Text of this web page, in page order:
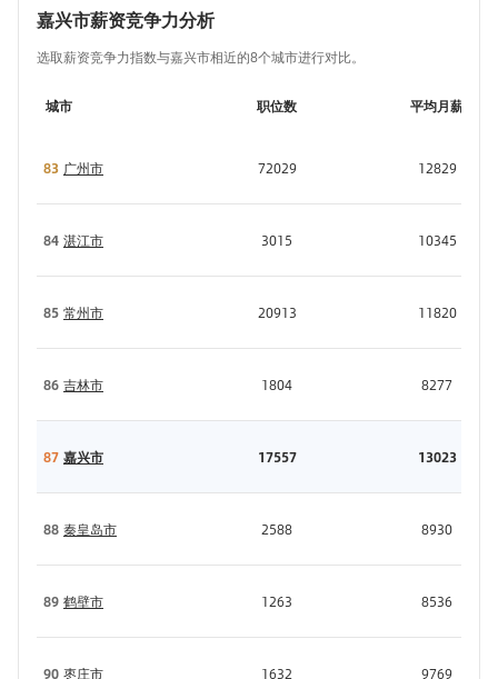
嘉兴市薪资竞争力分析
选取薪资竞争力指数与嘉兴市相近的8个城市进行对比。
城市 职位数 平均月薪
83 广州市 72029 12829
84 湛江市 3015 10345
85 常州市 20913 11820
86 吉林市 1804 8277
87 嘉兴市 17557 13023
88 秦皇岛市 2588 8930
89 鹤壁市 1263 8536
90 枣庄市 1632 9769